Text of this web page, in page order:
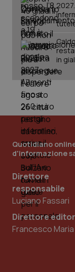
in
Quotidiano
d'informazione
Direttore
responsabile
Luciano Fassari
Direttore
Francesco